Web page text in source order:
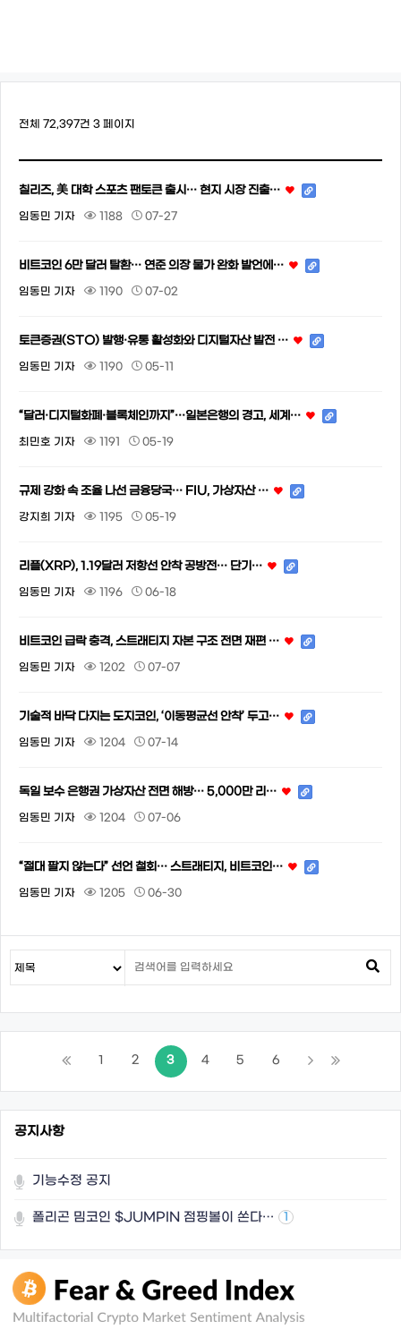
전체 72,397건 3 페이지
칠리즈, 美 대학 스포츠 팬토큰 출시… 현지 시장 진출…
임동민 기자 1188 07-27
비트코인 6만 달러 탈환… 연준 의장 물가 완화 발언에…
임동민 기자 1190 07-02
토큰증권(STO) 발행·유통 활성화와 디지털자산 발전 …
임동민 기자 1190 05-11
“달러·디지털화폐·블록체인까지”…일본은행의 경고, 세계…
최민호 기자 1191 05-19
규제 강화 속 조율 나선 금융당국… FIU, 가상자산 …
강지희 기자 1195 05-19
리플(XRP), 1.19달러 저항선 안착 공방전… 단기…
임동민 기자 1196 06-18
비트코인 급락 충격, 스트래티지 자본 구조 전면 재편 …
임동민 기자 1202 07-07
기술적 바닥 다지는 도지코인, ‘이동평균선 안착’ 두고…
임동민 기자 1204 07-14
독일 보수 은행권 가상자산 전면 해방… 5,000만 리…
임동민 기자 1204 07-06
“절대 팔지 않는다” 선언 철회… 스트래티지, 비트코인…
임동민 기자 1205 06-30
1 2 3 4 5 6
공지사항
기능수정 공지
폴리곤 밈코인 $JUMPIN 점핑볼이 쏜다… 1